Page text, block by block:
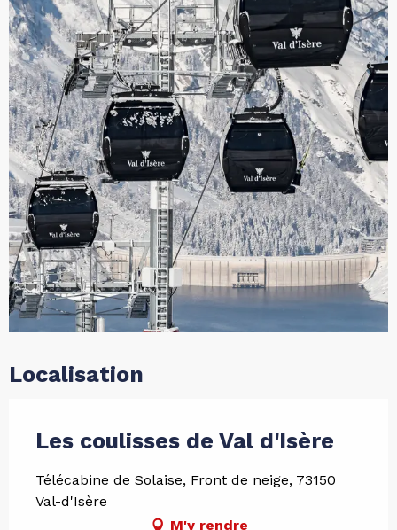
Localisation
Les coulisses de Val d'Isère
Télécabine de Solaise, Front de neige, 73150
Val-d'Isère
M'y rendre